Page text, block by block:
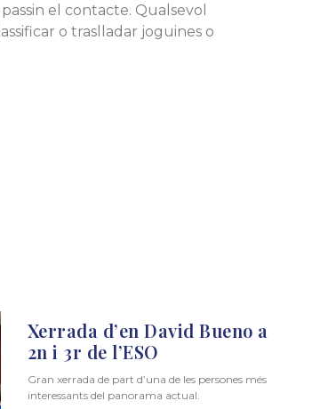
el contacte. Qualsevol
o traslladar joguines o
Xerrada d’en David Bueno a
2n i 3r de l’ESO
Gran xerrada de part d’una de les persones més
interessants del panorama actual.